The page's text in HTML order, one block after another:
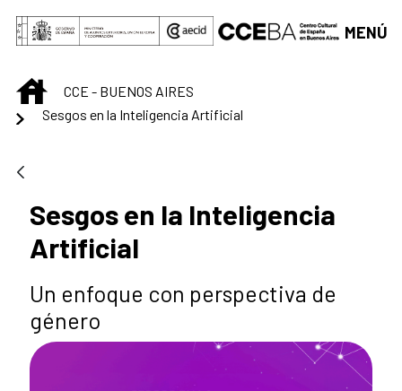
Saltar al contenido principal
MENÚ
INICIOCCE - BUENOS AIRES
Sesgos en la Inteligencia Artificial
Sesgos en la Inteligencia
Artificial
Un enfoque con perspectiva de
género